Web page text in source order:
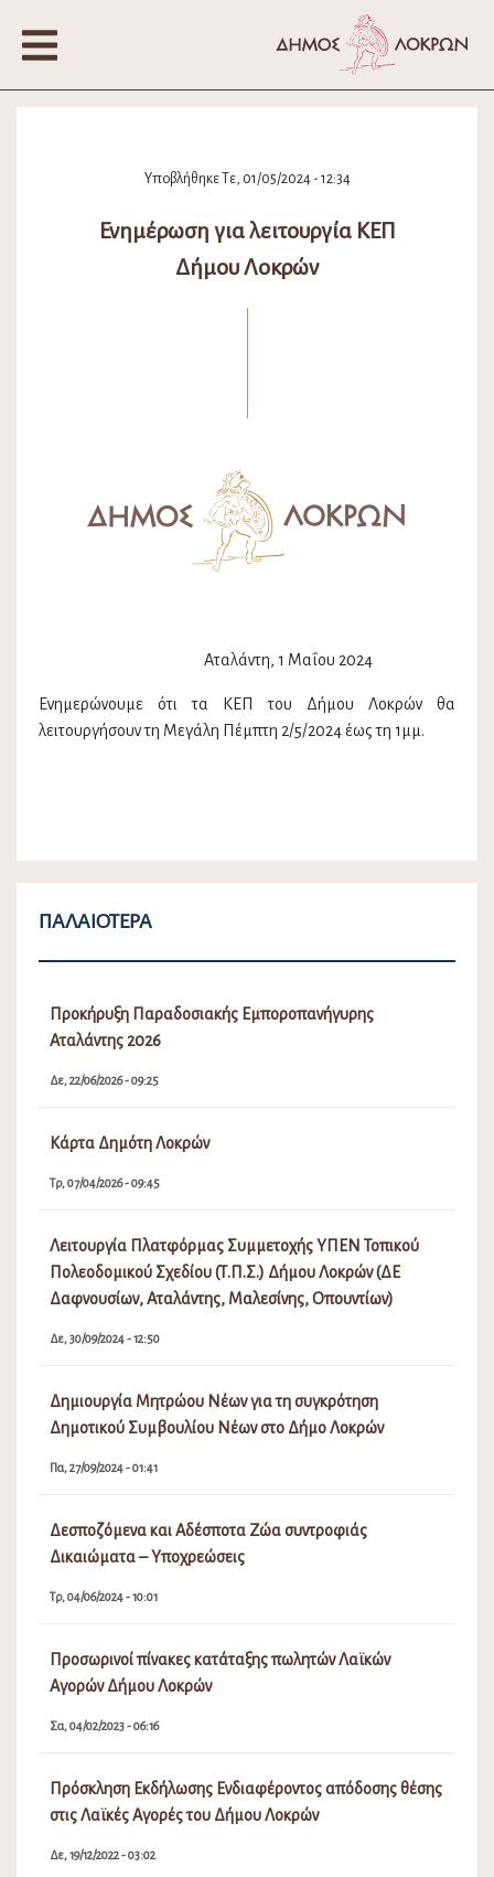
Υποβλήθηκε Τε, 01/05/2024 - 12:34
Ενημέρωση για λειτουργία ΚΕΠ
Δήμου Λοκρών
Αταλάντη, 1 Μαΐου 2024
Ενημερώνουμε ότι τα ΚΕΠ του Δήμου Λοκρών θα
λειτουργήσουν τη Μεγάλη Πέμπτη 2/5/2024 έως τη 1μμ.
ΠΑΛΑΙΌΤΕΡΑ
Προκήρυξη Παραδοσιακής Εμποροπανήγυρης
Αταλάντης 2026
Δε, 22/06/2026 - 09:25
Κάρτα Δημότη Λοκρών
Τρ, 07/04/2026 - 09:45
Λειτουργία Πλατφόρμας Συμμετοχής ΥΠΕΝ Τοπικού
Πολεοδομικού Σχεδίου (Τ.Π.Σ.) Δήμου Λοκρών (ΔΕ
Δαφνουσίων, Αταλάντης, Μαλεσίνης, Οπουντίων)
Δε, 30/09/2024 - 12:50
Δημιουργία Μητρώου Νέων για τη συγκρότηση
Δημοτικού Συμβουλίου Νέων στο Δήμο Λοκρών
Πα, 27/09/2024 - 01:41
Δεσποζόμενα και Αδέσποτα Ζώα συντροφιάς
Δικαιώματα – Υποχρεώσεις
Τρ, 04/06/2024 - 10:01
Προσωρινοί πίνακες κατάταξης πωλητών Λαϊκών
Αγορών Δήμου Λοκρών
Σα, 04/02/2023 - 06:16
Πρόσκληση Εκδήλωσης Ενδιαφέροντος απόδοσης θέσης
στις Λαϊκές Αγορές του Δήμου Λοκρών
Δε, 19/12/2022 - 03:02